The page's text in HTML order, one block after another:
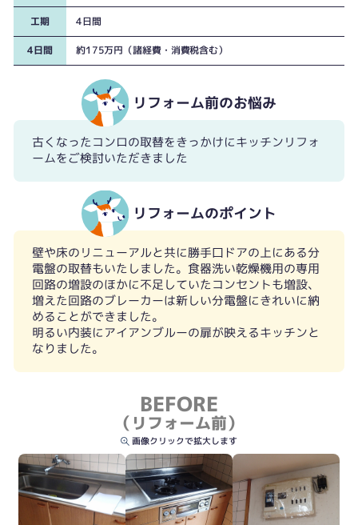
工期 4日間
4日間 約175万円（諸経費・消費税含む）
リフォーム前のお悩み
古くなったコンロの取替をきっかけにキッチンリフォ
ームをご検討いただきました
リフォームのポイント
壁や床のリニューアルと共に勝手口ドアの上にある分
電盤の取替もいたしました。食器洗い乾燥機用の専用
回路の増設のほかに不足していたコンセントも増設、
増えた回路のブレーカーは新しい分電盤にきれいに納
めることができました。
明るい内装にアイアンブルーの扉が映えるキッチンと
なりました。
BEFORE
（リフォーム前）
画像クリックで拡大します
グースネック型の蛇口一体型浄水器